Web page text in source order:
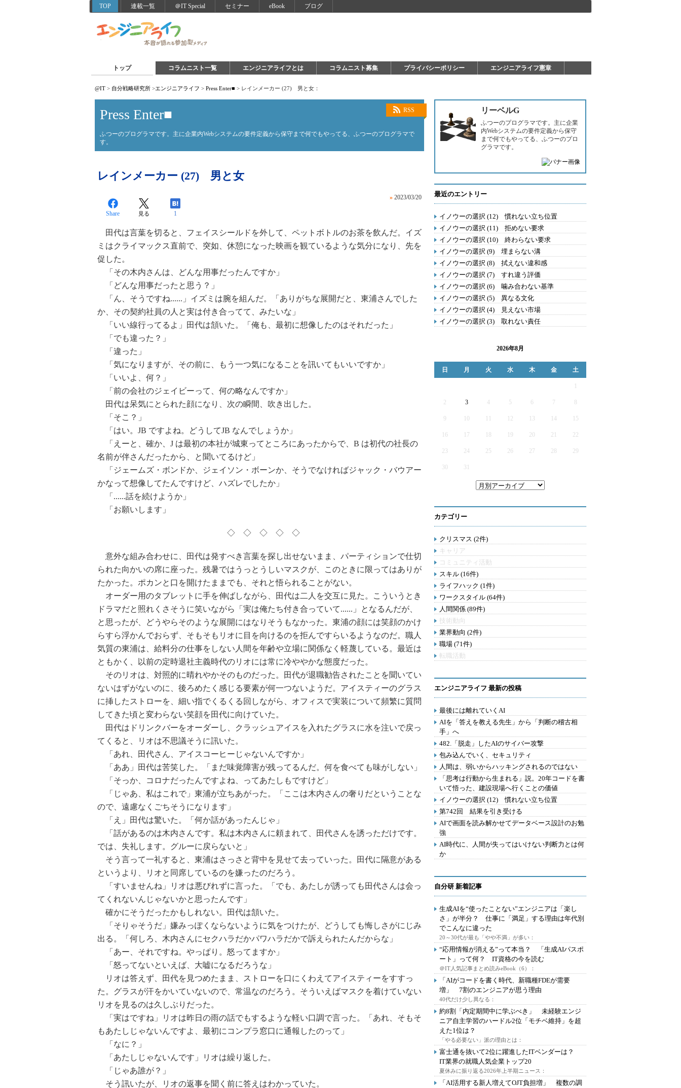
TOP 連載一覧 ＠IT Special セミナー eBook ブログ
トップ コラムニスト一覧 エンジニアライフとは コラムニスト募集 プライバシーポリシー エンジニアライフ憲章
@IT > 自分戦略研究所 >エンジニアライフ > Press Enter■ > レインメーカー (27) 男と女：
RSS
Press Enter■
ふつーのプログラマです。主に企業内Webシステムの要件定義から保守まで何でもやってる、ふつーのプログラマで
す。
レインメーカー (27) 男と女
» 2023/03/20
Share 見る 1
田代は言葉を切ると、フェイスシールドを外して、ペットボトルのお茶を飲んだ。イズ
ミはクライマックス直前で、突如、休憩になった映画を観ているような気分になり、先を
促した。
「その木内さんは、どんな用事だったんですか」
「どんな用事だったと思う？」
「ん、そうですね......」イズミは腕を組んだ。「ありがちな展開だと、東浦さんでした
か、その契約社員の人と実は付き合ってて、みたいな」
「いい線行ってるよ」田代は頷いた。「俺も、最初に想像したのはそれだった」
「でも違った？」
「違った」
「気になりますが、その前に、もう一つ気になることを訊いてもいいですか」
「いいよ、何？」
「前の会社のジェイビーって、何の略なんですか」
田代は呆気にとられた顔になり、次の瞬間、吹き出した。
「そこ？」
「はい。JB ですよね。どうしてJB なんでしょうか」
「えーと、確か、J は最初の本社が城東ってところにあったからで、B は初代の社長の
名前が伴さんだったから、と聞いてるけど」
「ジェームズ・ボンドか、ジェイソン・ボーンか、そうでなければジャック・バウアー
かなって想像してたんですけど、ハズレでしたか」
「......話を続けようか」
「お願いします」
◇ ◇ ◇ ◇ ◇
意外な組み合わせに、田代は発すべき言葉を探し出せないまま、パーティションで仕切
られた向かいの席に座った。残暑ではうっとうしいマスクが、このときに限ってはありが
たかった。ポカンと口を開けたままでも、それと悟られることがない。
オーダー用のタブレットに手を伸ばしながら、田代は二人を交互に見た。こういうとき
ドラマだと照れくさそうに笑いながら「実は俺たち付き合っていて......」となるんだが、
と思ったが、どうやらそのような展開にはなりそうもなかった。東浦の顔には笑顔のかけ
らすら浮かんでおらず、そもそもリオに目を向けるのを拒んですらいるようなのだ。職人
気質の東浦は、給料分の仕事をしない人間を年齢や立場に関係なく軽蔑している。最近は
ともかく、以前の定時退社主義時代のリオには常に冷ややかな態度だった。
そのリオは、対照的に晴れやかそのものだった。田代が退職勧告されたことを聞いてい
ないはずがないのに、後ろめたく感じる要素が何一つないようだ。アイスティーのグラス
に挿したストローを、細い指でくるくる回しながら、オフィスで実装について頻繁に質問
してきた頃と変わらない笑顔を田代に向けていた。
田代はドリンクバーをオーダーし、クラッシュアイスを入れたグラスに水を注いで戻っ
てくると、リオは不思議そうに訊いた。
「あれ、田代さん、アイスコーヒーじゃないんですか」
「ああ」田代は苦笑した。「まだ味覚障害が残ってるんだ。何を食べても味がしない」
「そっか、コロナだったんですよね、ってあたしもですけど」
「じゃあ、私はこれで」東浦が立ちあがった。「ここは木内さんの奢りだということな
ので、遠慮なくごちそうになります」
「え」田代は驚いた。「何か話があったんじゃ」
「話があるのは木内さんです。私は木内さんに頼まれて、田代さんを誘っただけです。
では、失礼します。グルーに戻らないと」
そう言って一礼すると、東浦はさっさと背中を見せて去っていった。田代に隔意がある
というより、リオと同席しているのを嫌ったのだろう。
「すいませんね」リオは悪びれずに言った。「でも、あたしが誘っても田代さんは会っ
てくれないんじゃないかと思ったんです」
確かにそうだったかもしれない。田代は頷いた。
「そりゃそうだ」嫌みっぽくならないように気をつけたが、どうしても悔しさがにじみ
出る。「何しろ、木内さんにセクハラだかパワハラだかで訴えられたんだからな」
「あー、それですね。やっぱり。怒ってますか」
「怒ってないといえば、大嘘になるだろうな」
リオは答えず、田代を見つめたまま、ストローを口にくわえてアイスティーをすすっ
た。グラスが汗をかいていないので、常温なのだろう。そういえばマスクを着けていない
リオを見るのは久しぶりだった。
「実はですね」リオは昨日の雨の話でもするような軽い口調で言った。「あれ、そもそ
もあたしじゃないんですよ、最初にコンプラ窓口に通報したのって」
「なに？」
「あたしじゃないんです」リオは繰り返した。
「じゃあ誰が？」
そう訊いたが、リオの返事を聞く前に答えはわかっていた。
リーベルG
ふつーのプログラマです。主に企業
内Webシステムの要件定義から保守
まで何でもやってる、ふつーのプロ
グラマです。
最近のエントリー
イノウーの選択 (12) 慣れない立ち位置
イノウーの選択 (11) 拒めない要求
イノウーの選択 (10) 終わらない要求
イノウーの選択 (9) 埋まらない溝
イノウーの選択 (8) 拭えない違和感
イノウーの選択 (7) すれ違う評価
イノウーの選択 (6) 噛み合わない基準
イノウーの選択 (5) 異なる文化
イノウーの選択 (4) 見えない市場
イノウーの選択 (3) 取れない責任
2026年8月
日 月 火 水 木 金 土
2 3 4 5 6 7
9 12 13 14 15
16 17 19 20 21 22
23 24 25 26 27 28 29
30 31
カテゴリー
クリスマス (2件)
キャリア
コミュニティ活動
スキル (16件)
ライフハック (1件)
ワークスタイル (64件)
人間関係 (89件)
技術動向
業界動向 (2件)
職場 (71件)
転職活動
エンジニアライフ 最新の投稿
最後には離れていくAI
AIを「答えを教える先生」から「判断の稽古相
手」へ
482.「脱走」したAIのサイバー攻撃
包み込んでいく、セキュリティ
人間は、弱いからハッキングされるのではない
「思考は行動から生まれる」説。20年コードを書
いて悟った、建設現場へ行くことの価値
イノウーの選択 (12) 慣れない立ち位置
第742回 結果を引き受ける
AIで画面を読み解かせてデータベース設計のお勉
強
AI時代に、人間が失ってはいけない判断力とは何
か
自分研 新着記事
生成AIを“使ったことない”エンジニアは「楽し
さ」が半分？ 仕事に「満足」する理由は年代別
でこんなに違った
20～30代が最も「やや不満」が多い：
“応用情報が消える”って本当？ 「生成AIパスポ
ート」って何？ IT資格の今を読む
＠IT人気記事まとめ読みeBook（6）：
「AIがコードを書く時代、新職種FDEが需要
増」 7割のエンジニアが思う理由
40代だけ少し異なる：
約8割「内定期間中に学ぶべき」 未経験エンジ
ニア自主学習のハードル2位「モチベ維持」を超
えた1位は？
「やる必要ない」派の理由とは：
富士通を抜いて2位に躍進したITベンダーは？
IT業界の就職人気企業トップ20
夏休みに振り返る2026年上半期ニュース：
「AI活用する新人増えてOJT負担増」 複数の調